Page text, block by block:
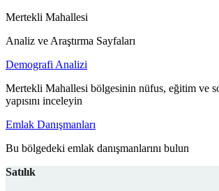
Mertekli Mahallesi
Analiz ve Araştırma Sayfaları
Demografi Analizi
Mertekli Mahallesi bölgesinin nüfus, eğitim ve
yapısını inceleyin
Emlak Danışmanları
Bu bölgedeki emlak danışmanlarını bulun
Satılık